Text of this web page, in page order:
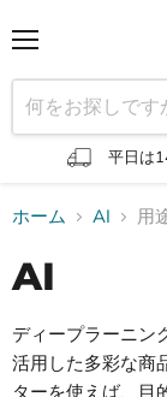
ニ
ュ
ー
平日は
ホーム AI 用
AI
ディープラーニン
活用した多彩な商